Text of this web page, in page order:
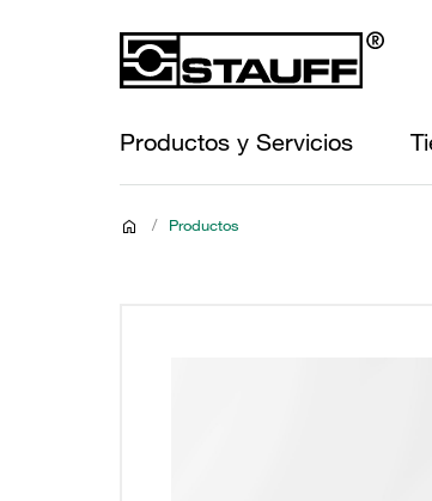
Productos y Servicios
/ Productos